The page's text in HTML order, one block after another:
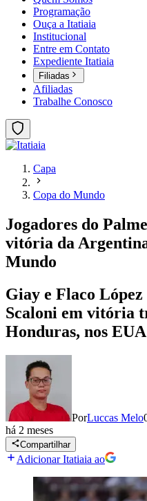
Programação
Ouça a Itatiaia
Institucional
Entre em Contato
Expediente Itatiaia
Filiadas
Afiliadas
Trabalhe Conosco
Capa
Copa do Mundo
Jogadores do
vitória da
Mundo
Giay e Flaco López
Scaloni em vitória
Honduras, nos EUA
PorLuccas Melo
há 2 meses
Compartilhar
Adicionar Itatiaia ao